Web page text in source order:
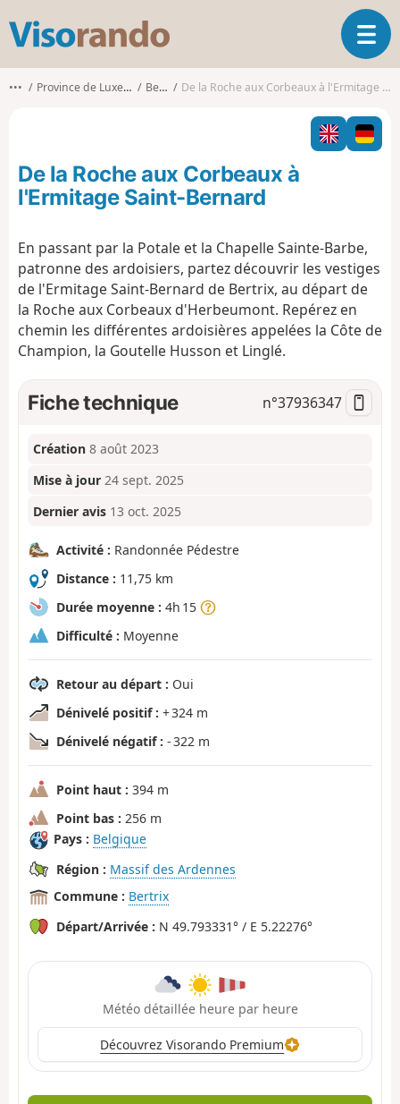
s
o
o
O
u
r
i
r
l
i
g
a
i
••• Province de Luxembourg Bertrix De la Roche aux Corbeaux à l'Ermitage Saint-Bernard
De la Roche aux Corbeaux à
l'Ermitage Saint-Bernard
En passant par la Potale et la Chapelle Sainte-Barbe,
patronne des ardoisiers, partez découvrir les vestiges
de l'Ermitage Saint-Bernard de Bertrix, au départ de
la Roche aux Corbeaux d'Herbeumont. Repérez en
chemin les différentes ardoisières appelées la Côte de
Champion, la Goutelle Husson et Linglé.
Fiche technique n°37936347
Création 8 août 2023
Mise à jour 24 sept. 2025
Dernier avis 13 oct. 2025
Activité : Randonnée Pédestre
Distance : 11,75 km
Durée moyenne : 4h 15
Difficulté : Moyenne
Retour au départ : Oui
Dénivelé positif : + 324 m
Dénivelé négatif : - 322 m
Point haut : 394 m
Point bas : 256 m
Pays : Belgique
Région : Massif des Ardennes
Commune : Bertrix
Départ/Arrivée : N 49.793331° / E 5.22276°
Météo détaillée heure par heure
Découvrez Visorando Premium